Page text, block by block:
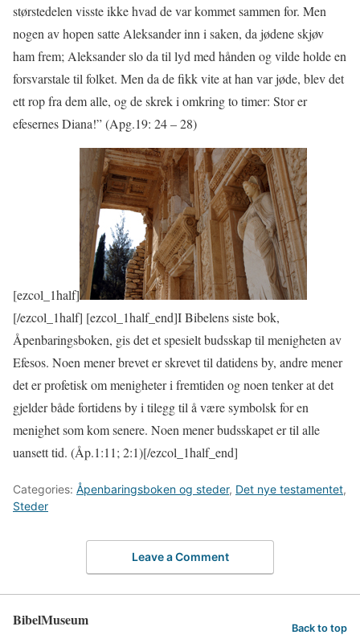
størstedelen visste ikke hvad de var kommet sammen for. Men
nogen av hopen satte Aleksander inn i saken, da jødene skjøv
ham frem; Aleksander slo da til lyd med hånden og vilde holde en
forsvarstale til folket. Men da de fikk vite at han var jøde, blev det
ett rop fra dem alle, og de skrek i omkring to timer: Stor er
efesernes Diana!” (Apg.19: 24 – 28)
[ezcol_1half]
[/ezcol_1half] [ezcol_1half_end]I Bibelens siste bok,
Åpenbaringsboken, gis det et spesielt budsskap til menigheten av
Efesos. Noen mener brevet er skrevet til datidens by, andre mener
det er profetisk om menigheter i fremtiden og noen tenker at det
gjelder både fortidens by i tilegg til å være symbolsk for en
menighet som kom senere. Noen mener budsskapet er til alle
uansett tid. (Åp.1:11; 2:1)[/ezcol_1half_end]
Categories: Åpenbaringsboken og steder, Det nye testamentet,
Steder
Leave a Comment
BibelMuseum Back to top